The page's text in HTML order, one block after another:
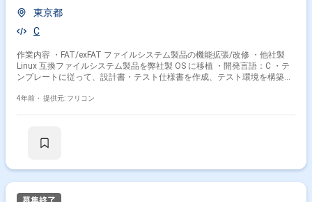
東京都
C
作業内容 ・FAT/exFAT ファイルシステム製品の機能拡張/改修 ・他社製
Linux 互換ファイルシステム製品を弊社製 OS に移植 ・開発言語：C ・テ
ンプレートに従って、設計書・テスト仕様書を作成、テスト環境を構築、
4年前・ 提供元: フリコン